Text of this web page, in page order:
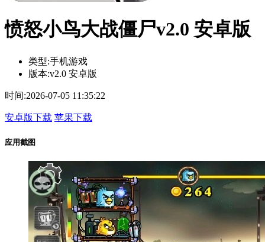
愤怒小鸟大战僵尸v2.0 安卓版
类型:手机游戏
版本:v2.0 安卓版
时间:2026-07-05 11:35:22
安卓版下载 苹果下载
应用截图